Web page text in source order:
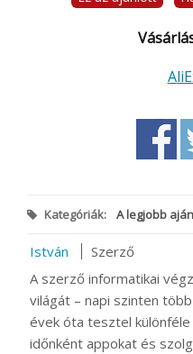
Kategóriák: A legjobb
István
Szerző
A szerző informatikai
világát – napi szinten
évek óta tesztel
időnként appokat és